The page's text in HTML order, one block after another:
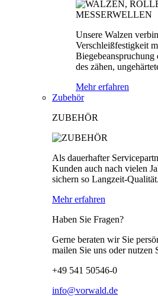
Unsere Walzen
Verschleißfestigkeit
des zähen,
Mehr erfahren
Zubehör
ZUBEHÖR
Als dauerhafter
Kunden auch nach vielen
sichern so Langzeit-Qualität.
Mehr erfahren
Haben Sie Fragen?
Gerne beraten wir Sie
mailen Sie uns oder nutzen
+49 541 50546-0
info@vorwald.de